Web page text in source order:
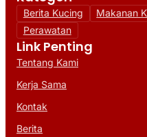
Berita Kucing Makanan
Perawatan
Link Penting
Tentang Kami
Kerja Sama
Kontak
Berita